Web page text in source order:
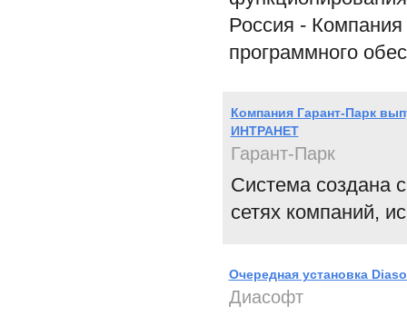
Россия -
программного
Компания Гарант-Парк
ИНТРАНЕТ
Гарант-Парк
Система создана
сетях компаний,
Очередная установка
Диасофт